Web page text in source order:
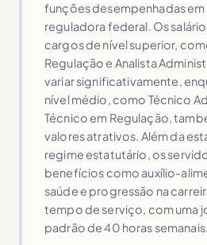
funções desempenhadas em
reguladora federal. Os
cargos de nível superior,
Regulação e Analista
variar significativamente,
nível médio, como Técnico
Técnico em Regulação,
valores atrativos. Além da
regime estatutário, os
benefícios como auxílio-
saúde e progressão na
tempo de serviço, com uma
padrão de 40 horas semanais.